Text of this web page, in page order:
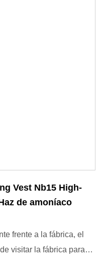
Vest Nb15 High-
de amoníaco
frente a la fábrica, el